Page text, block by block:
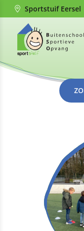
Sportstuif Eersel